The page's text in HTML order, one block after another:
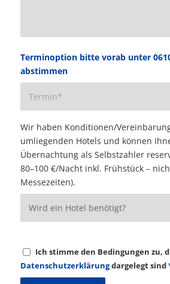
Terminoption bitte vorab unter
abstimmen
Wir haben Konditionen/
umliegenden Hotels und können
Übernachtung als Selbstzahler
80–100 €/Nacht inkl. Frühstück –
Messezeiten).
Ich stimme den Bedingungen zu,
Datenschutzerklärungdargelegt sind